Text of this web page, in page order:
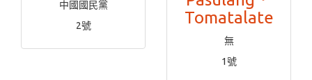
中國國民黨
2號
Tomatalate
無
1號